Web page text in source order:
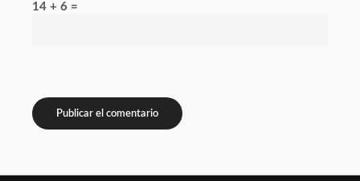
14 + 6 =